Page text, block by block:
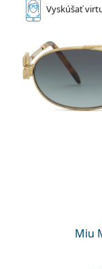
Vyskúšať
Miu